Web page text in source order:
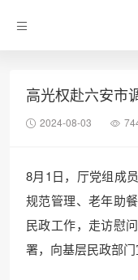
高光权赴六安市
2024-08-03
8月1日，厅党组成
规范管理、老年助
民政工作，走访慰
署，向基层民政部